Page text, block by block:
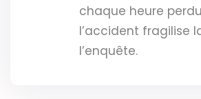
chaque heure
l’accident fragilise
l’enquête.